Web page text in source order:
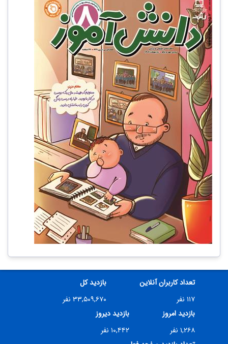
تعداد کاربران آنلاین
۱۱۷ نفر
بازدید کل
۳۳,۵۰۹,۶۷۰ نفر
بازدید امروز
۱,۲۶۸ نفر
بازدید دیروز
۱۰,۴۴۲ نفر